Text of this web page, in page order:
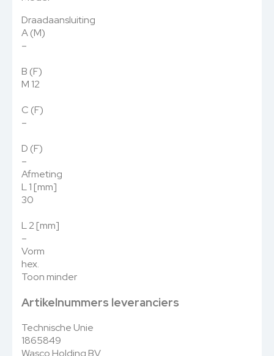
Draadaansluiting
A (M)
–
B (F)
M 12
C (F)
–
D (F)
–
Afmeting
L 1 [mm]
30
L 2 [mm]
–
Vorm
hex.
Toon minder
Artikelnummers leveranciers
Technische Unie
1865849
Wasco Holding BV